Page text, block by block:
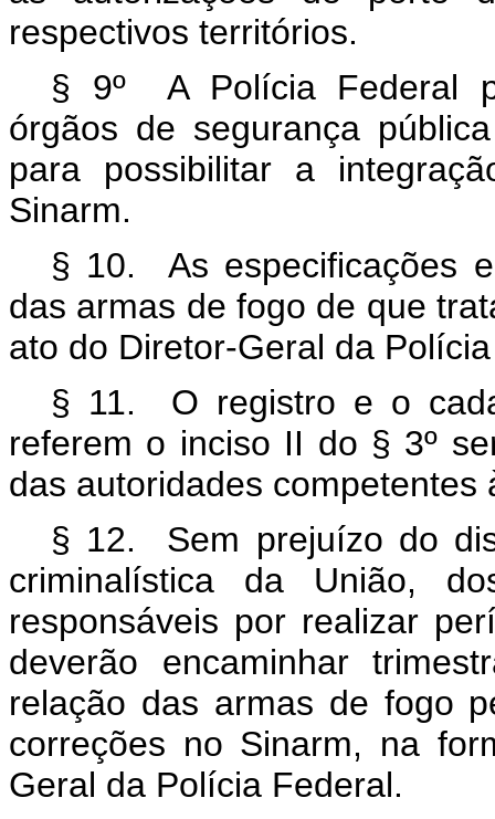
respectivos territórios.
§ 9º A Polícia Federal
órgãos de segurança
para possibilitar a
Sinarm.
§ 10. As especificações
das armas de fogo de que
ato do Diretor-Geral da
§ 11. O registro e o
referem o inciso II do § 3º
das autoridades competentes
§ 12. Sem prejuízo do
criminalística da União,
responsáveis por realizar
deverão encaminhar
relação das armas de fogo
correções no Sinarm, na
Geral da Polícia Federal.